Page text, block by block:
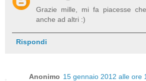
Grazie mille, mi fa piacesse
anche ad altri :)
Rispondi
Anonimo 15 gennaio 2012 alle ore